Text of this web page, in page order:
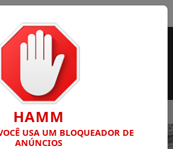
SERÁ BREVEMENTE INAUGURADA
HAMM
USA UM BLOQUEADOR DE
ANÚNCIOS